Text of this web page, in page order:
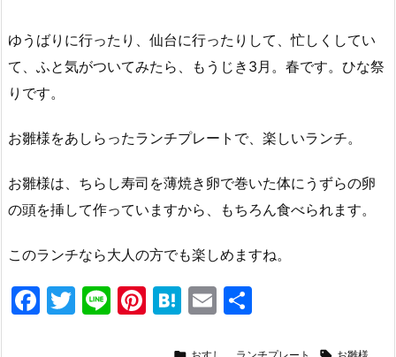
ゆうばりに行ったり、仙台に行ったりして、忙しくしてい
て、ふと気がついてみたら、もうじき3月。春です。ひな祭
りです。
お雛様をあしらったランチプレートで、楽しいランチ。
お雛様は、ちらし寿司を薄焼き卵で巻いた体にうずらの卵
の頭を挿して作っていますから、もちろん食べられます。
このランチなら大人の方でも楽しめますね。
F
T
Li Pi H
E